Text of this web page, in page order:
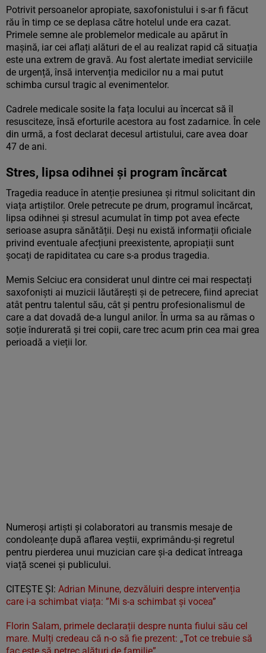
Potrivit persoanelor apropiate, saxofonistului i s-ar fi făcut
rău în timp ce se deplasa către hotelul unde era cazat.
Primele semne ale problemelor medicale au apărut în
mașină, iar cei aflați alături de el au realizat rapid că situația
este una extrem de gravă. Au fost alertate imediat serviciile
de urgență, însă intervenția medicilor nu a mai putut
schimba cursul tragic al evenimentelor.
Cadrele medicale sosite la fața locului au încercat să îl
resusciteze, însă eforturile acestora au fost zadarnice. În cele
din urmă, a fost declarat decesul artistului, care avea doar
47 de ani.
Stres, lipsa odihnei și program încărcat
Tragedia readuce în atenție presiunea și ritmul solicitant din
viața artiștilor. Orele petrecute pe drum, programul încărcat,
lipsa odihnei și stresul acumulat în timp pot avea efecte
serioase asupra sănătății. Deși nu există informații oficiale
privind eventuale afecțiuni preexistente, apropiații sunt
șocați de rapiditatea cu care s-a produs tragedia.
Memis Selciuc era considerat unul dintre cei mai respectați
saxofoniști ai muzicii lăutărești și de petrecere, fiind apreciat
atât pentru talentul său, cât și pentru profesionalismul de
care a dat dovadă de-a lungul anilor. În urma sa au rămas o
soție îndurerată și trei copii, care trec acum prin cea mai grea
perioadă a vieții lor.
Numeroși artiști și colaboratori au transmis mesaje de
condoleanțe după aflarea veștii, exprimându-și regretul
pentru pierderea unui muzician care și-a dedicat întreaga
viață scenei și publicului.
CITEȘTE ȘI: Adrian Minune, dezvăluiri despre intervenția
care i-a schimbat viața: ”Mi s-a schimbat și vocea”
Florin Salam, primele declarații despre nunta fiului său cel
mare. Mulți credeau că n-o să fie prezent: „Tot ce trebuie să
fac este să petrec alături de familie”